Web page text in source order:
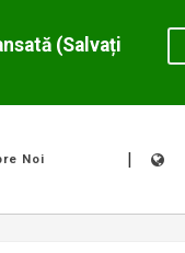
(Salvați
|
Noi